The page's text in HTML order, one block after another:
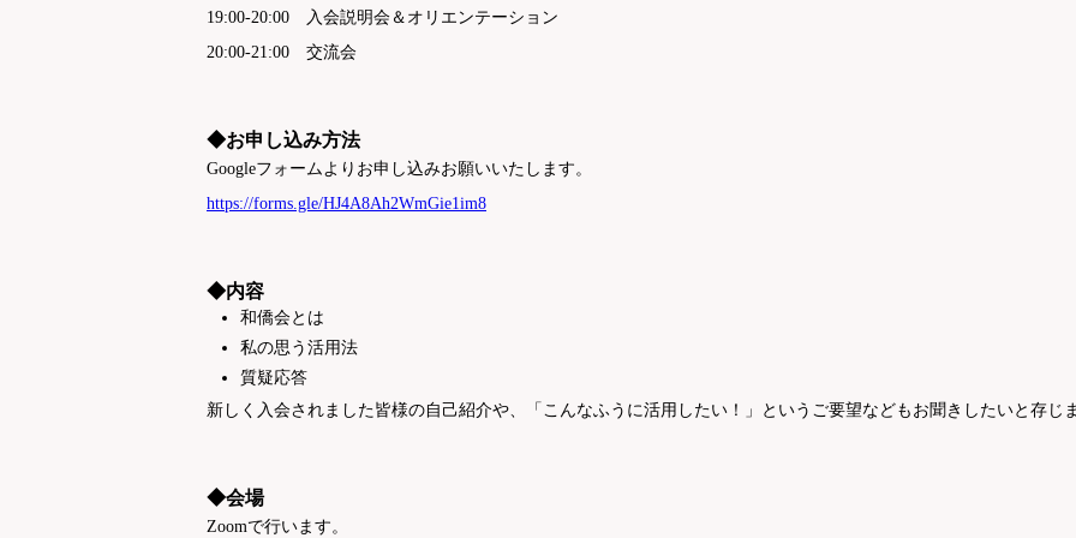
19:00-20:00 入会説明会＆オリエンテーション
20:00-21:00 交流会
◆お申し込み方法
Googleフォームよりお申し込みお願いいたします。
https://forms.gle/HJ4A8Ah2WmGie1im8
◆内容
和僑会とは
私の思う活用法
質疑応答
新しく入会されました皆様の自己紹介や、「こんなふうに活用したい！」というご要望などもお聞きしたいと存じ
◆会場
Zoomで行います。